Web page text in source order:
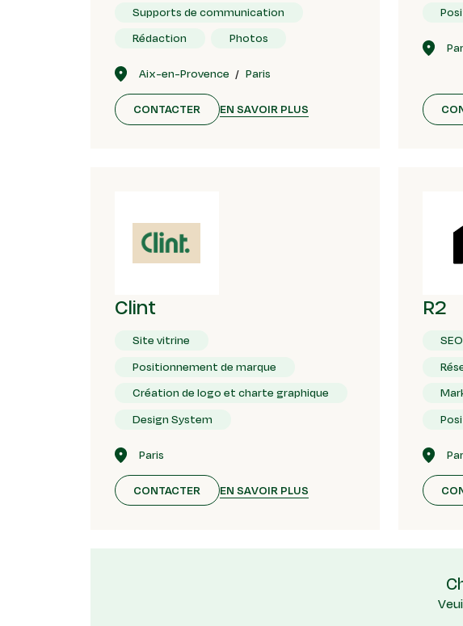
Supports de communication
Rédaction
Photos
Aix-en-Provence Paris
CONTACTER EN SAVOIR PLUS
Clint
Site vitrine
Positionnement de marque
Création de logo et charte graphique
Design System
Paris
CONTACTER EN SAVOIR PLUS
R2
SEO